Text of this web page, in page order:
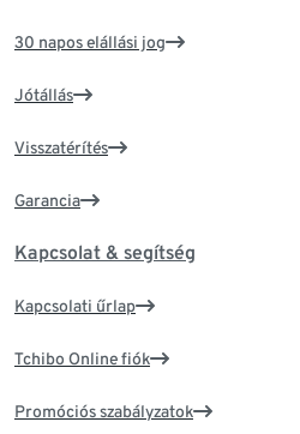
30 napos elállási jog
Jótállás
Visszatérítés
Garancia
Kapcsolat & segítség
Kapcsolati űrlap
Tchibo Online fiók
Promóciós szabályzatok